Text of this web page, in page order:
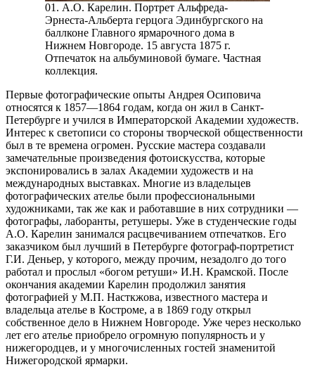
01. А.О. Карелин. Портрет Альфреда-
Эрнеста-Альберта герцога Эдинбургского на
баллконе Главного ярмарочного дома в
Нижнем Новгороде. 15 августа 1875 г.
Отпечаток на альбуминовой бумаге. Частная
коллекция.
Первые фотографические опыты Андрея Осиповича
относятся к 1857—1864 годам, когда он жил в Санкт-
Петербурге и учился в Императорской Академии художеств.
Интерес к светописи со стороны творческой общественности
был в те времена огромен. Русские мастера создавали
замечательные произведения фотоискусства, которые
экспонировались в залах Академии художеств и на
международных выставках. Многие из владельцев
фотографических ателье были профессиональными
художниками, так же как и работавшие в них сотрудники —
фотографы, лаборанты, ретушеры. Уже в студенческие годы
А.О. Карелин занимался расцвечиванием отпечатков. Его
заказчиком был лучший в Петербурге фотограф-портретист
Г.И. Деньер, у которого, между прочим, незадолго до того
работал и прослыл «богом ретуши» И.Н. Крамской. После
окончания академии Карелин продолжил занятия
фотографией у М.П. Насткжова, известного мастера и
владельца ателье в Костроме, а в 1869 году открыл
собственное дело в Нижнем Новгороде. Уже через несколько
лет его ателье приобрело огромную популярность и у
нижегородцев, и у многочисленных гостей знаменитой
Нижегородской ярмарки.